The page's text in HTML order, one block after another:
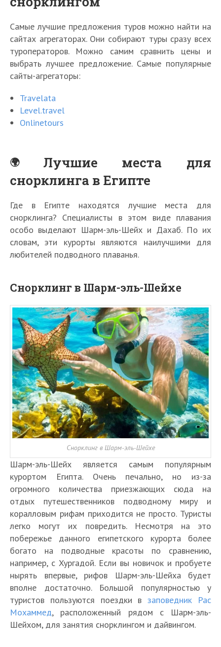
Самые лучшие предложения туров можно найти на
сайтах агрегаторах. Они собирают туры сразу всех
туроператоров. Можно самим сравнить цены и
выбрать лучшее предложение. Самые популярные
сайты-агрегаторы:
Travelata
Level.travel
Onlinetours
Лучшие места для
снорклинга в Египте
Где в Египте находятся лучшие места для
снорклинга? Специалисты в этом виде плавания
особо выделают Шарм-эль-Шейх и Дахаб. По их
словам, эти курорты являются наилучшими для
любителей подводного плаванья.
Снорклинг в Шарм-эль-Шейхе
Снорклинг в Шарм-эль-Шейхе
Шарм-эль-Шейх является самым популярным
курортом Египта. Очень печально, но из-за
огромного количества приезжающих сюда на
отдых путешественников подводному миру и
коралловым рифам приходится не просто. Туристы
легко могут их повредить. Несмотря на это
побережье данного египетского курорта более
богато на подводные красоты по сравнению,
например, с Хургадой. Если вы новичок и пробуете
нырять впервые, рифов Шарм-эль-Шейха будет
вполне достаточно. Большой популярностью у
туристов пользуются поездки взаповедник Рас
Мохаммед, расположенный рядом с Шарм-эль-
Шейхом, для занятия снорклингом и дайвингом.